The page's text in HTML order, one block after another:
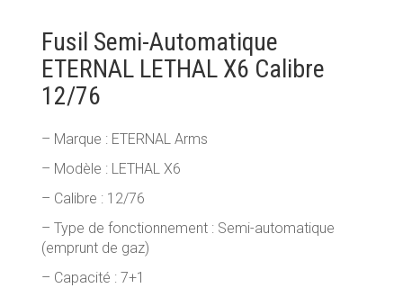
MUNITIONS & RECHARGEMENT
RADIOCOMMUNICATION PROS ET LOISIRS
Fusil Semi-Automatique
ETERNAL LETHAL X6 Calibre
12/76
– Marque : ETERNAL Arms
– Modèle : LETHAL X6
– Calibre : 12/76
– Type de fonctionnement : Semi-automatique
(emprunt de gaz)
– Capacité : 7+1